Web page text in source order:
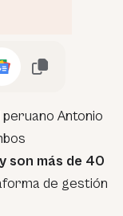
Antonio
son más de 40
de gestión